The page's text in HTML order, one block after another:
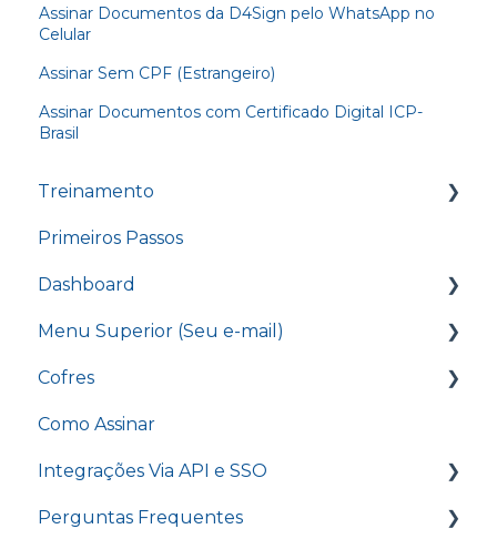
Assinar Documentos da D4Sign pelo WhatsApp no
Celular
Assinar Sem CPF (Estrangeiro)
Assinar Documentos com Certificado Digital ICP-
Brasil
Treinamento
Treinamento - Conhecendo o nosso
para assinatura
Treinamento - Opções do cofre
Treinamento - Pontos de autenticação
Treinamento - D4Sign.AI
Treinamento - Menu Relatórios
Primeiros Passos
Dashboard
Caixa de Entrada
D4Sign CLM
Grupo de Assinatura
Envio em Lote
Relatórios
Menu Superior (Seu e-mail)
Editar assinatura
Faturamentos
Certificados A1
Minha Conta
Cofres
Novo Documento
Opções do Cofre
Opções do cofre - Pré-cadastrar e-mails
Como Assinar
Integrações Via API e SSO
Introdução a API
Perguntas Frequentes